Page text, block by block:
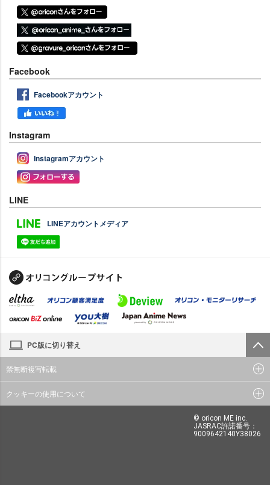
Facebook
Facebookアカウント
Instagram
Instagramアカウント
LINE
LINEアカウントメディア
PC版に切り替え
禁無断複写転載
クッキーの使用について
© oricon ME inc.
JASRAC許諾番号：
9009642140Y38026